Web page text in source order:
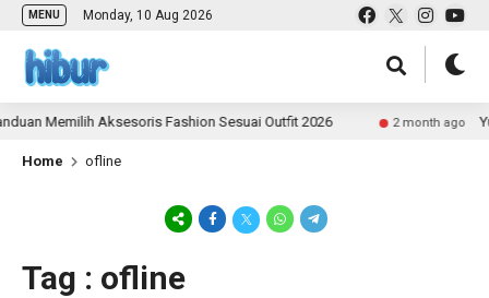
MENU Monday, 10 Aug 2026
Memilih Aksesoris Fashion Sesuai Outfit 2026 2 month ago
Home ofline
Tag : ofline